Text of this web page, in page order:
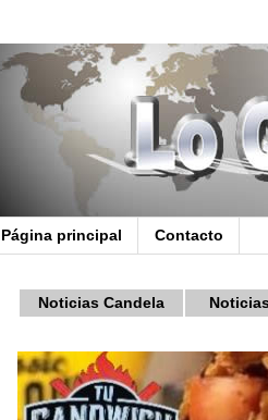
Página principal Contacto
Noticias Candela